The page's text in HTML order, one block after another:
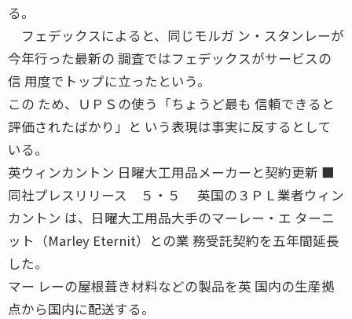
る。
フェデックスによると、同じモルガ ン・スタンレーが
今年行った最新の 調査ではフェデックスがサービスの
信 用度でトップに立ったという。
この ため、ＵＰＳの使う「ちょうど最も 信頼できると
評価されたばかり」と いう表現は事実に反するとして
いる。
英ウィンカントン 日曜大工用品メーカーと契約更新 ■
同社プレスリリース ５・５ 英国の３ＰＬ業者ウィン
カントン は、日曜大工用品大手のマーレー・エ ターニ
ット（Marley Eternit）との業 務受託契約を五年間延長
した。
マー レーの屋根葺き材料などの製品を英 国内の生産拠
点から国内に配送する。